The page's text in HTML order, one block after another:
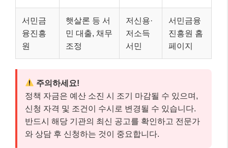
서민금
융진흥
원
햇살론 등 서
민 대출, 채무
조정
저신용·
저소득
서민
서민금융
진흥원 홈
페이지
주의하세요!
정책 자금은 예산 소진 시 조기 마감될 수 있으며,
신청 자격 및 조건이 수시로 변경될 수 있습니다.
반드시 해당 기관의 최신 공고를 확인하고 전문가
와 상담 후 신청하는 것이 중요합니다.